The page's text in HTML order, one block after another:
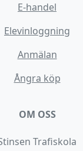
E-handel
Elevinloggning
Anmälan
Ångra köp
OM OSS
Trafiskola